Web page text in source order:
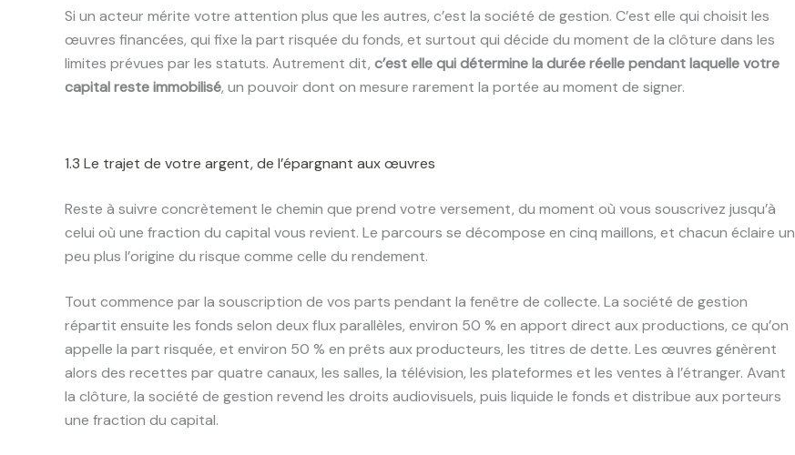
Si un acteur mérite votre attention plus que les autres, c’est la société de gestion. C’est elle qui choisit les
œuvres financées, qui fixe la part risquée du fonds, et surtout qui décide du moment de la clôture dans les
limites prévues par les statuts. Autrement dit, c’est elle qui détermine la durée réelle pendant laquelle votre
capital reste immobilisé, un pouvoir dont on mesure rarement la portée au moment de signer.
1.3 Le trajet de votre argent, de l’épargnant aux œuvres
Reste à suivre concrètement le chemin que prend votre versement, du moment où vous souscrivez jusqu’à
celui où une fraction du capital vous revient. Le parcours se décompose en cinq maillons, et chacun éclaire un
peu plus l’origine du risque comme celle du rendement.
Tout commence par la souscription de vos parts pendant la fenêtre de collecte. La société de gestion
répartit ensuite les fonds selon deux flux parallèles, environ 50 % en apport direct aux productions, ce qu’on
appelle la part risquée, et environ 50 % en prêts aux producteurs, les titres de dette. Les œuvres génèrent
alors des recettes par quatre canaux, les salles, la télévision, les plateformes et les ventes à l’étranger. Avant
la clôture, la société de gestion revend les droits audiovisuels, puis liquide le fonds et distribue aux porteurs
une fraction du capital.